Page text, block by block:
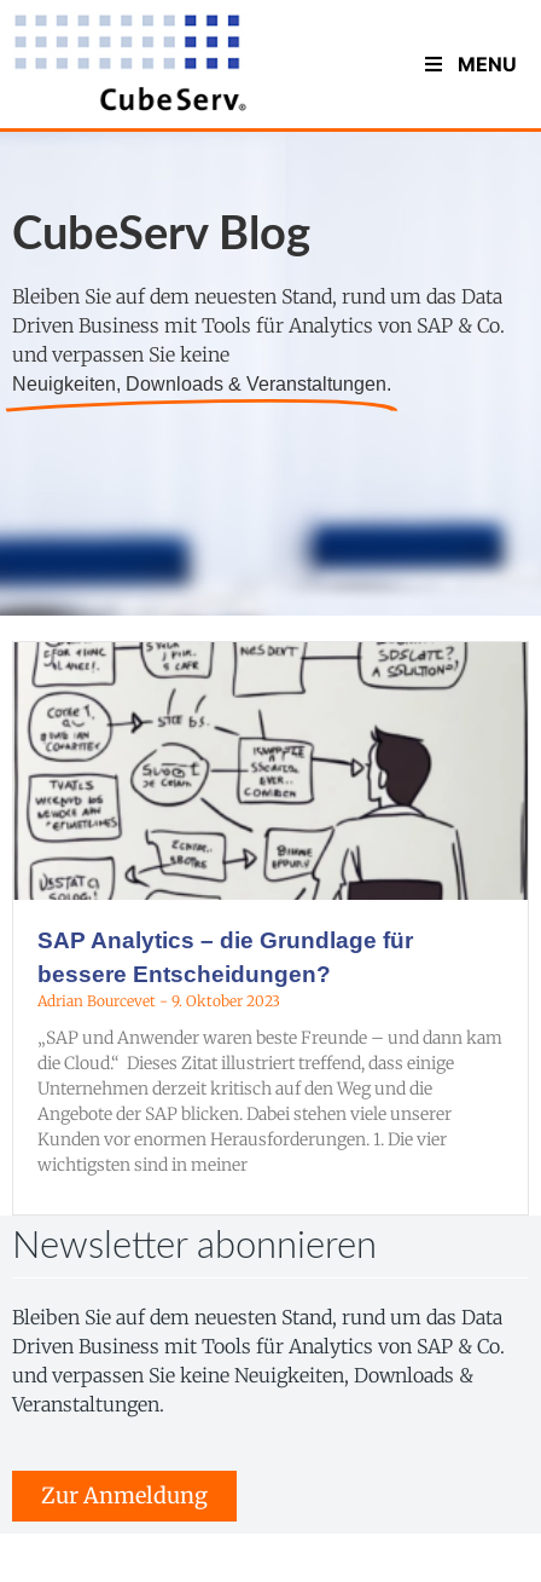
MENU
CubeServ Blog
Bleiben Sie auf dem neuesten Stand, rund um das Data
Driven Business mit Tools für Analytics von SAP & Co.
und verpassen Sie keine
Neuigkeiten, Downloads & Veranstaltungen.
SAP Analytics – die Grundlage für
bessere Entscheidungen?
Adrian Bourcevet 9. Oktober 2023
„SAP und Anwender waren beste Freunde – und dann kam
die Cloud.“ Dieses Zitat illustriert treffend, dass einige
Unternehmen derzeit kritisch auf den Weg und die
Angebote der SAP blicken. Dabei stehen viele unserer
Kunden vor enormen Herausforderungen. 1. Die vier
wichtigsten sind in meiner
Newsletter abonnieren
Bleiben Sie auf dem neuesten Stand, rund um das Data
Driven Business mit Tools für Analytics von SAP & Co.
und verpassen Sie keine Neuigkeiten, Downloads &
Veranstaltungen.
Zur Anmeldung